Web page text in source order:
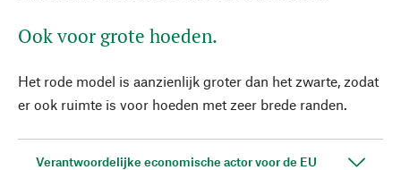
Ook voor grote hoeden.
Het rode model is aanzienlijk groter dan het zwarte, zodat
er ook ruimte is voor hoeden met zeer brede randen.
Verantwoordelijke economische actor voor de EU